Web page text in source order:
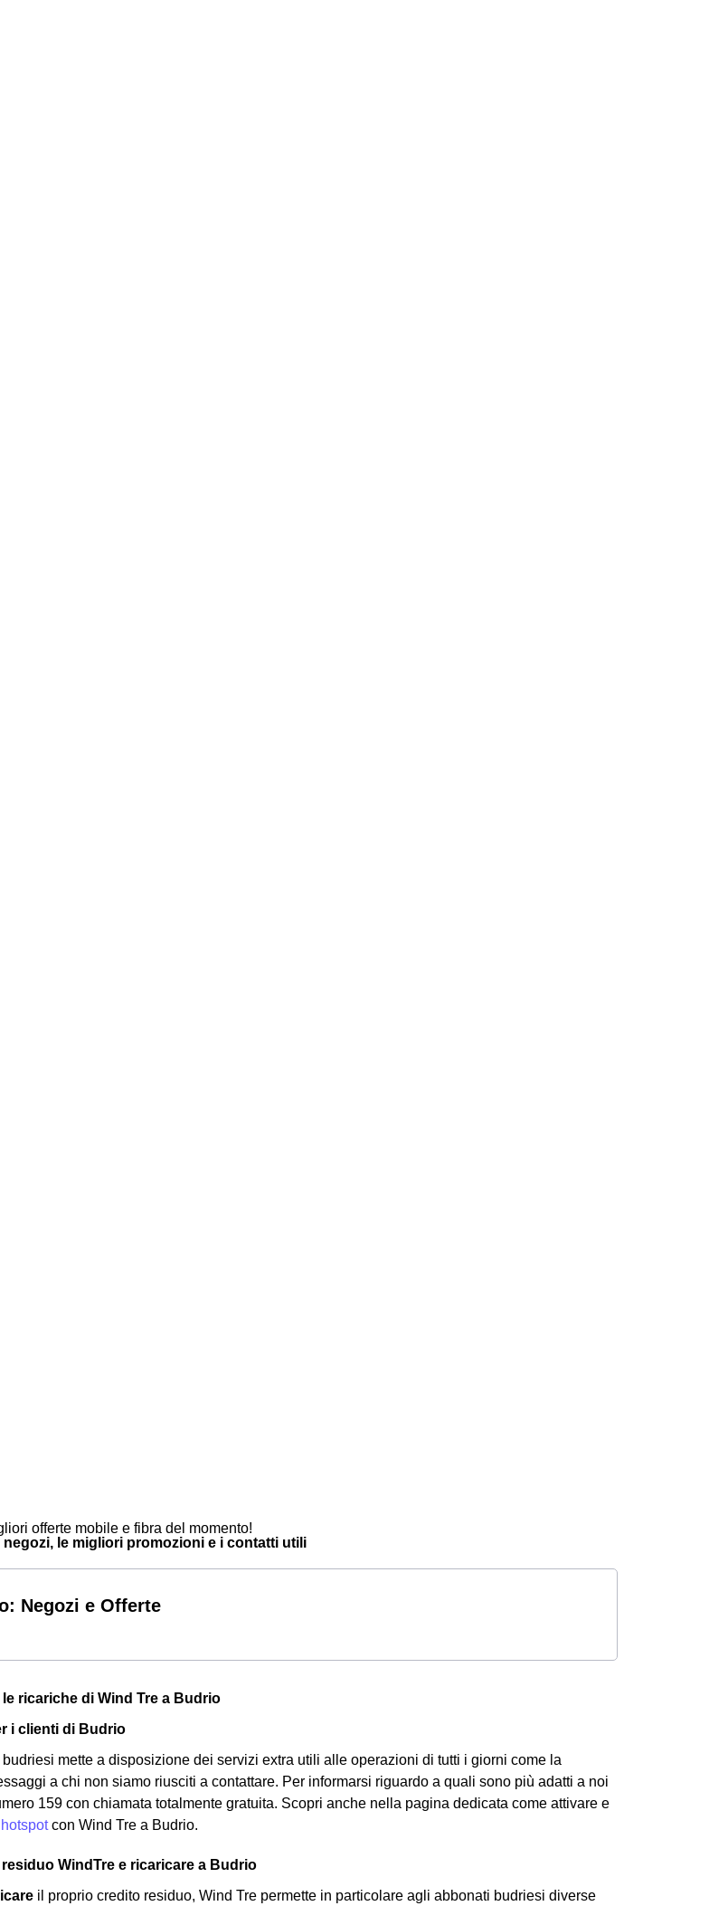
offerte mobile e fibra del momento!
le migliori promozioni e i contatti utili
Negozi e Offerte
ricariche di Wind Tre a Budrio
i clienti di Budrio
mette a disposizione dei servizi extra utili alle operazioni di tutti i giorni come la
a chi non siamo riusciti a contattare. Per informarsi riguardo a quali sono più adatti a noi
159 con chiamata totalmente gratuita. Scopri anche nella pagina dedicata come attivare e
con Wind Tre a Budrio.
WindTre e ricaricare a Budrio
il proprio credito residuo, Wind Tre permette in particolare agli abbonati budriesi diverse